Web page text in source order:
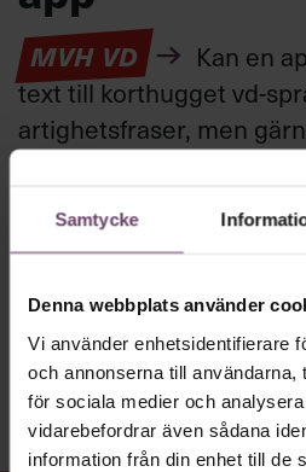
Samtycke
Denna webbplats använder
Vi använder enhetsidentifierare
och annonserna till användarna,
för sociala medier och
vidarebefordrar även sådana
information från din enhet till de
MVH VD
Kan en
text till korthugget vd-
artighetsfraser, men
Text:Fredrik Kullberg
Publicerad2026-08-07